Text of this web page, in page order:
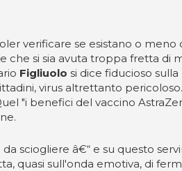
verificare se esistano o
che si sia avuta troppa fretta di
Figliuolo si dice fiducioso
virus altrettanto
"i benefici del vaccino
sciogliere â€“ e su questo
quasi sull'onda emotiva, di